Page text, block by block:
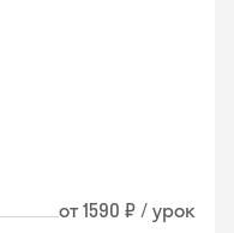
от 1590 ₽ / урок